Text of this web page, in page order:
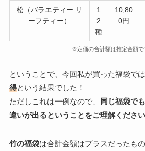
松（バラエティー リ
ーフティー）
1
2
種
10,80
0円
※定価の合計額は推定金額で
ということで、今回私が買った福袋では
得という結果でした！
ただしこれは一例なので、
同じ福袋で
違いが出るということをご理解ください
竹の福袋は合計金額はプラスだったもの